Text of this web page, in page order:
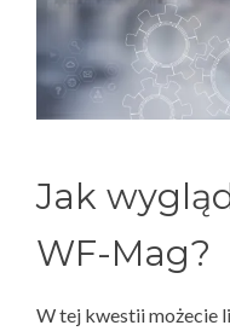
Jak
WF-Mag?
W tej kwestii możecie